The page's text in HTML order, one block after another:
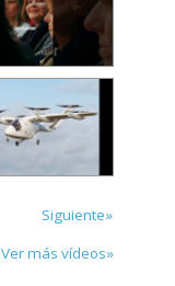
Siguiente»
Ver más vídeos»